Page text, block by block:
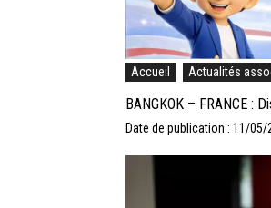
Accueil Actualités
BANGKOK – FRANCE :
Date de publication : 11/05/